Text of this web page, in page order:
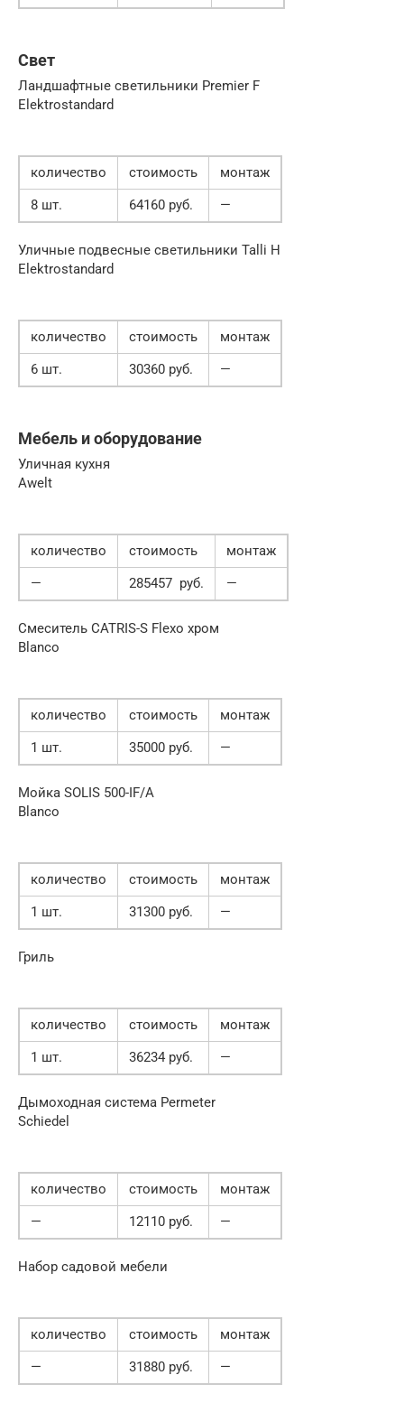
Свет
Ландшафтные светильники Premier F
Elektrostandard
количество стоимость
монтаж
8 шт.
64160 руб. —
Уличные подвесные светильники Talli H
Elektrostandard
количество стоимость
монтаж
6 шт.
30360 руб. —
Мебель и оборудование
Уличная кухня
Awelt
количество стоимость
монтаж
—
285457 руб. —
Смеситель CATRIS-S Flexo хром
Blanco
количество стоимость
монтаж
1 шт.
35000 руб. —
Мойка SOLIS 500-IF/A
Blanco
количество стоимость
монтаж
1 шт.
31300 руб. —
Гриль
количество стоимость
монтаж
1 шт.
36234 руб. —
Дымоходная система Permeter
Schiedel
количество стоимость
монтаж
—
12110 руб. —
Набор садовой мебели
количество стоимость
монтаж
—
31880 руб. —